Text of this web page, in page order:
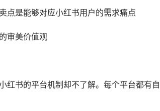
点是能够对应小红书用户的需求痛点
审美价值观
红书的平台机制却不了解。每个平台都有